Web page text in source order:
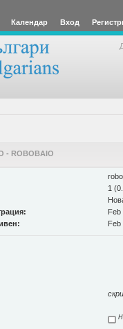
Календар Вход
- ROBOBAIO
1
Feb
Feb